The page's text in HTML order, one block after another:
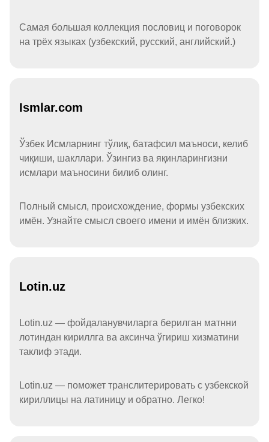
Самая большая коллекция пословиц и поговорок
на трёх языках (узбекский, русский, английский.)
Ismlar.com
Ўзбек Исмларнинг тўлиқ, батафсил маъноси, келиб
чиқиши, шакллари. Ўзингиз ва яқинларингизни
исмлари маъносини билиб олинг.
Полный смысл, происхождение, формы узбекских
имён. Узнайте смысл своего имени и имён близких.
Lotin.uz
Lotin.uz — фойдаланувчиларга берилган матнни
лотиндан кириллга ва аксинча ўгириш хизматини
таклиф этади.
Lotin.uz — поможет транслитерировать с узбекской
кириллицы на латиницу и обратно. Легко!